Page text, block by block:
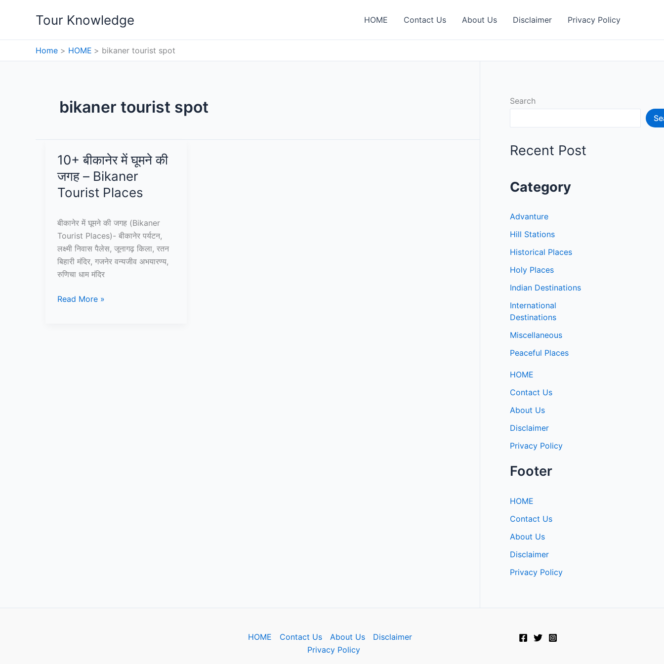
Tour Knowledge HOME Contact Us About Us Disclaimer Privacy Policy
Home HOME bikaner tourist spot
bikaner tourist spot
10+ बीकानेर में घूमने की
जगह – Bikaner
Tourist Places
बीकानेर में घूमने की जगह (Bikaner
Tourist Places)- बीकानेर पर्यटन,
लक्ष्मी निवास पैलेस, जूनागढ़ किला, रतन
बिहारी मंदिर, गजनेर वन्यजीव अभयारण्य,
रुणिचा धाम मंदिर
10+
Read More »
Search
Recent Post
Category
Advanture
Hill Stations
Historical Places
Holy Places
Indian Destinations
International
Destinations
Miscellaneous
Peaceful Places
HOME
Contact Us
About Us
Disclaimer
Privacy Policy
Footer
HOME
Contact Us
About Us
Disclaimer
Privacy Policy
HOME Contact Us About Us
Disclaimer
Privacy Policy